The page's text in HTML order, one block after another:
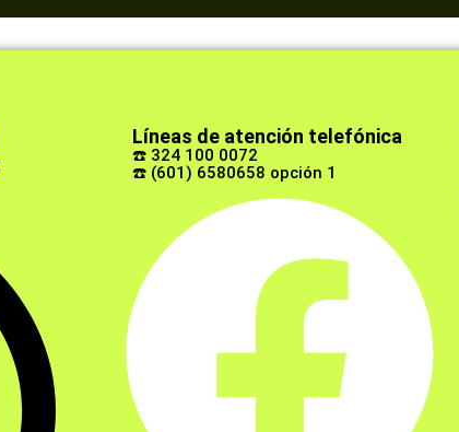
Líneas de atención telefónica
☎️ 324 100 0072
☎️ (601) 6580658 opción 1